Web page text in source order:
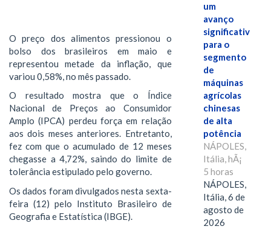
O preço dos alimentos pressionou o
bolso dos brasileiros em maio e
representou metade da inflação, que
variou 0,58%, no mês passado.
O resultado mostra que o Índice
Nacional de Preços ao Consumidor
Amplo (IPCA) perdeu força em relação
aos dois meses anteriores. Entretanto,
fez com que o acumulado de 12 meses
chegasse a 4,72%, saindo do limite de
tolerância estipulado pelo governo.
Os dados foram divulgados nesta sexta-
feira (12) pelo Instituto Brasileiro de
Geografia e Estatística (IBGE).
um
avanço
significativo
para o
segmento
de
máquinas
agrícolas
chinesas
de alta
potência
NÁPOLES,
Itália, hÃ¡
5 horas
NÁPOLES,
Itália, 6 de
agosto de
2026